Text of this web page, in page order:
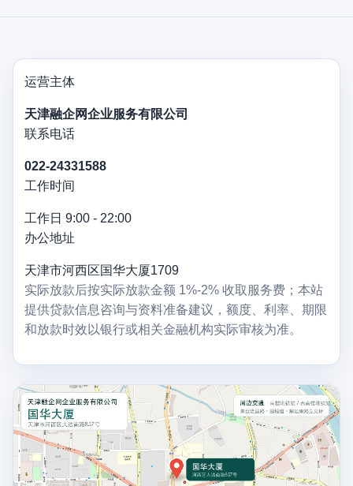
运营主体
天津融企网企业服务有限公司
联系电话
022-24331588
工作时间
工作日 9:00 - 22:00
办公地址
天津市河西区国华大厦1709
实际放款后按实际放款金额 1%-2% 收取服务费；本站
提供贷款信息咨询与资料准备建议，额度、利率、期限
和放款时效以银行或相关金融机构实际审核为准。